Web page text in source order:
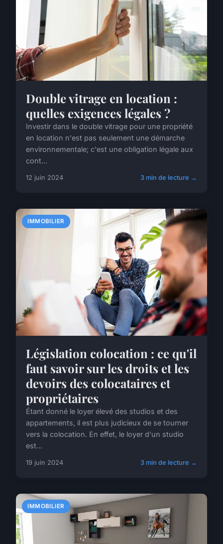
Double vitrage en location :
quelles exigences légales ?
Investir dans le double vitrage pour une propriété
en location n'est pas seulement une démarche
environnementale; c'est une obligation légale aux
cont...
12 juin 2024 3 min de lecture →
IMMOBILIER
Législation colocation : ce qu'il
faut savoir sur les droits et les
devoirs des colocataires et
propriétaires
Étant donné le loyer élevé des studios et des
appartements, il est plus judicieux de se tourner
vers la colocation. En effet, le loyer d'un studio
est...
19 juin 2024 3 min de lecture →
IMMOBILIER